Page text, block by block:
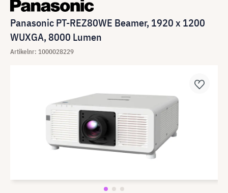
Panasonic PT-REZ80WE Beamer, 1920 x 1200
WUXGA, 8000 Lumen
Artikelnr: 1000028229